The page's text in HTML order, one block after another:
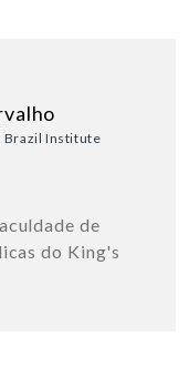
Brazil Institute
de
do King's